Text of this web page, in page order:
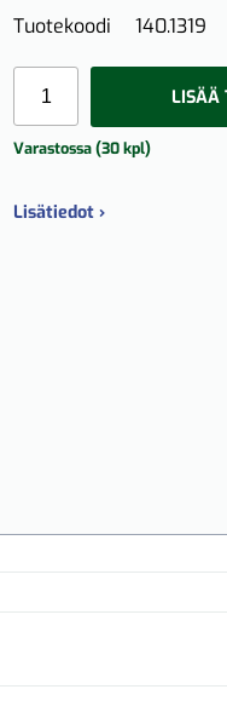
Tuotekoodi 140.1319
LISÄÄ
Varastossa (30 kpl)
Lisätiedot ›